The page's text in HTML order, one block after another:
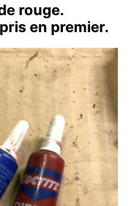
rouge.
en premier.